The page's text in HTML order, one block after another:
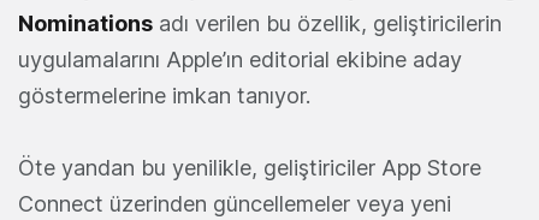
Nominations adı verilen bu özellik, geliştiricilerin
uygulamalarını Apple’ın editorial ekibine aday
göstermelerine imkan tanıyor.
Öte yandan bu yenilikle, geliştiriciler App Store
Connect üzerinden güncellemeler veya yeni